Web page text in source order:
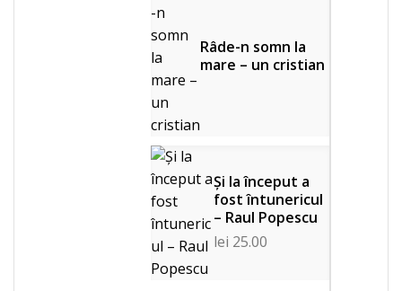
Râde-n somn la
mare – un cristian
Și la început a
fost întunericul
– Raul Popescu
lei 25.00